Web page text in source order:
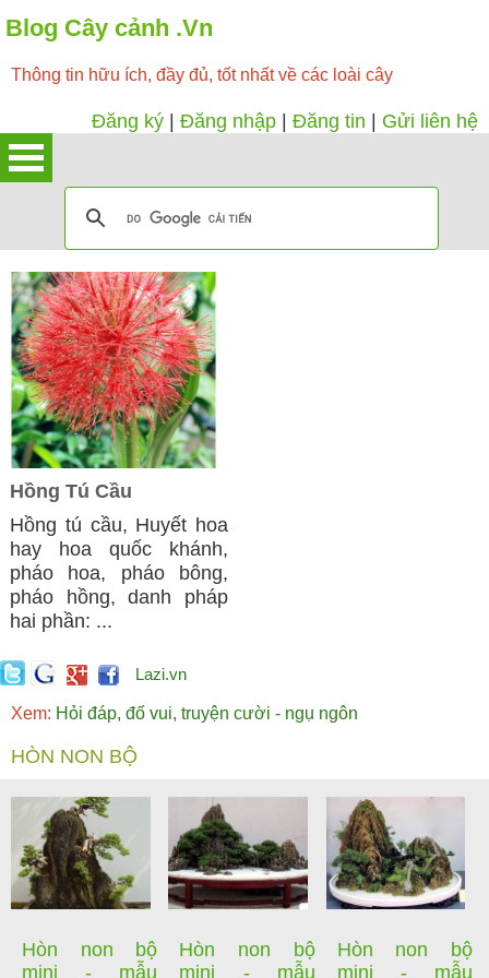
Blog Cây cảnh .Vn
Thông tin hữu ích, đầy đủ, tốt nhất về các loài cây
Đăng ký Đăng nhập Đăng tin Gửi liên hệ
Hồng Tú Cầu
Hồng tú cầu, Huyết hoa
hay hoa quốc khánh,
pháo hoa, pháo bông,
pháo hồng, danh pháp
hai phần: ...
Lazi.vn
Xem: Hỏi đáp, đố vui, truyện cười - ngụ ngôn
HÒN NON BỘ
Hòn non bộ
mini - mẫu
Hòn non bộ
mini - mẫu
Hòn non bộ
mini - mẫu